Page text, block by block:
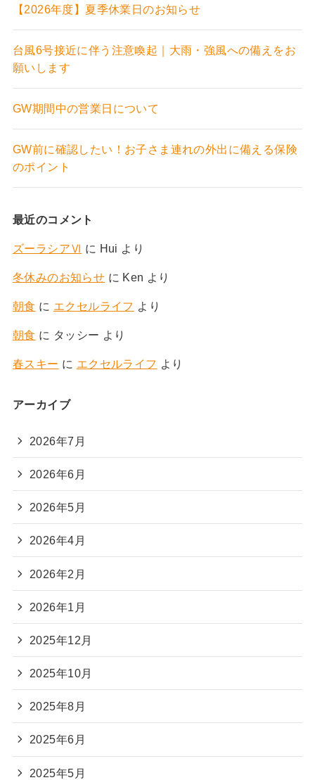
【2026年度】夏季休業日のお知らせ
台風6号接近に伴う注意喚起｜大雨・強風への備えをお
願いします
GW期間中の営業日について
GW前に確認したい！お子さま連れの外出に備える保険
のポイント
最近のコメント
ズーラシアⅥ に Hui より
冬休みのお知らせ に Ken より
朝食 に エクセルライフ より
朝食 に タッシー より
春スキー に エクセルライフ より
アーカイブ
2026年7月
2026年6月
2026年5月
2026年4月
2026年2月
2026年1月
2025年12月
2025年10月
2025年8月
2025年6月
2025年5月